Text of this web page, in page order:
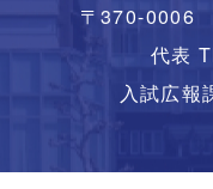
〒370-0006
代表
入試広